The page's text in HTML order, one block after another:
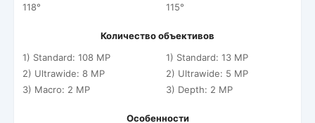
118°
115°
Количество объективов
1) Standard: 108 MP
2) Ultrawide: 8 MP
3) Macro: 2 MP
1) Standard: 13 MP
2) Ultrawide: 5 MP
3) Depth: 2 MP
Особенности